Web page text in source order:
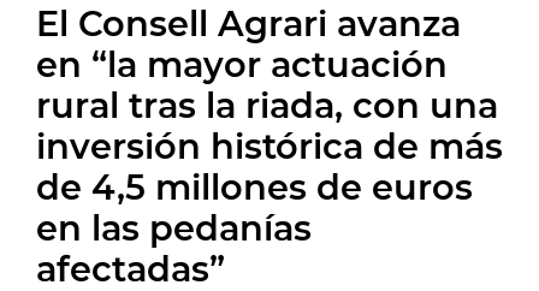
El Consell Agrari avanza
en “la mayor actuación
rural tras la riada, con una
inversión histórica de más
de 4,5 millones de euros
en las pedanías
afectadas”